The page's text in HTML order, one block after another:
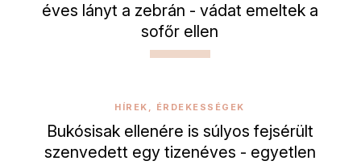
éves lányt a zebrán - vádat emeltek a
sofőr ellen
HÍREK, ÉRDEKESSÉGEK
Bukósisak ellenére is súlyos fejsérült
szenvedett egy tizenéves - egyetlen